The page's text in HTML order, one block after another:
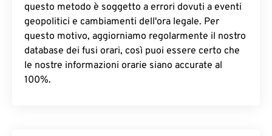
questo metodo è soggetto a errori dovuti a eventi
geopolitici e cambiamenti dell'ora legale. Per
questo motivo, aggiorniamo regolarmente il nostro
database dei fusi orari, così puoi essere certo che
le nostre informazioni orarie siano accurate al
100%.